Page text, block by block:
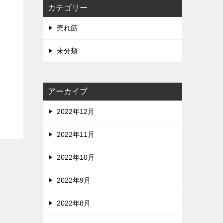
カテゴリー
売れ筋
未分類
アーカイブ
2022年12月
2022年11月
2022年10月
2022年9月
2022年8月